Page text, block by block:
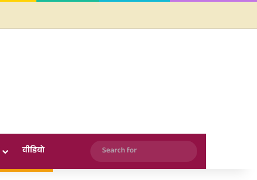
वीडियो
Search
for